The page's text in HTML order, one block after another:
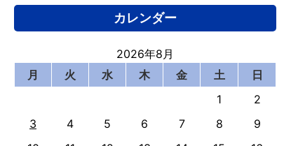
カレンダー
2026年8月
月
火 水 木 金 土
日
1
2
3
4 5 6 7 8
9